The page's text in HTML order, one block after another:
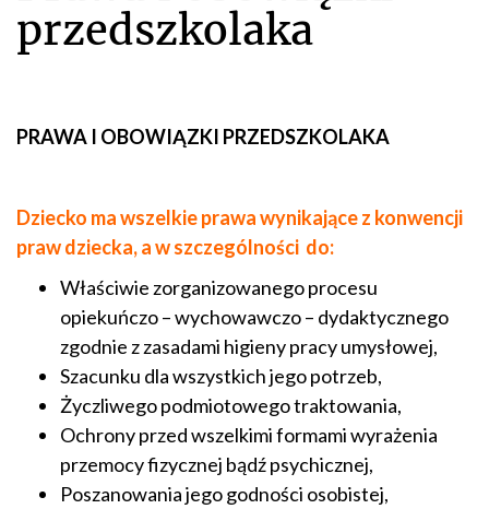
przedszkolaka
PRAWA I OBOWIĄZKI PRZEDSZKOLAKA
Dziecko ma wszelkie prawa wynikające z konwencji
praw dziecka, a w szczególności do:
Właściwie zorganizowanego procesu
opiekuńczo – wychowawczo – dydaktycznego
zgodnie z zasadami higieny pracy umysłowej,
Szacunku dla wszystkich jego potrzeb,
Życzliwego podmiotowego traktowania,
Ochrony przed wszelkimi formami wyrażenia
przemocy fizycznej bądź psychicznej,
Poszanowania jego godności osobistej,